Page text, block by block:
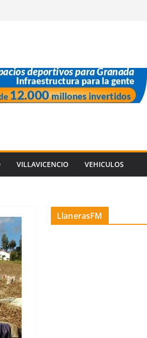
VILLAVICENCIO VEHICULOS
LlanerasFM